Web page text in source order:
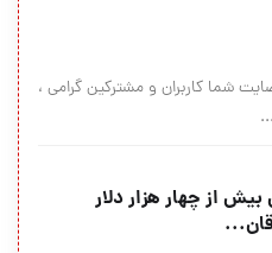
شما کاربران و مشترکین گرامی ،
بیش از چهار هزار دلار